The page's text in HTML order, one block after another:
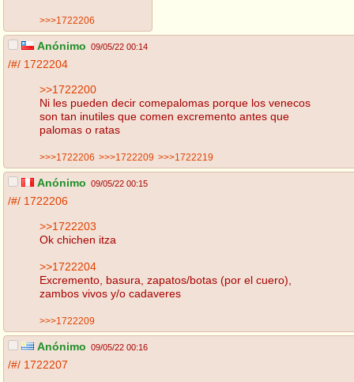
>>>1722206
Anónimo 09/05/22 00:14
/#/ 1722204
>>1722200
Ni les pueden decir comepalomas porque los venecos
son tan inutiles que comen excremento antes que
palomas o ratas
>>>1722206 >>>1722209 >>>1722219
Anónimo 09/05/22 00:15
/#/ 1722206
>>1722203
Ok chichen itza
>>1722204
Excremento, basura, zapatos/botas (por el cuero),
zambos vivos y/o cadaveres
>>>1722209
Anónimo 09/05/22 00:16
/#/ 1722207